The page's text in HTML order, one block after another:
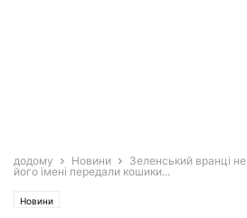
додому Новини
Зеленський вранці
його імені передали кошики...
Новини